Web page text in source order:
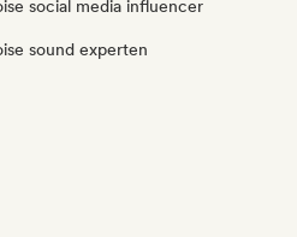
social media influencer
sound experten